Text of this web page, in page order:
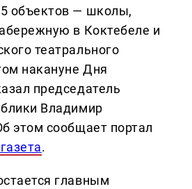
объектов — школы,
в Коктебеле и
театрального
накануне Дня
председатель
Владимир
этом сообщает портал
.
главным